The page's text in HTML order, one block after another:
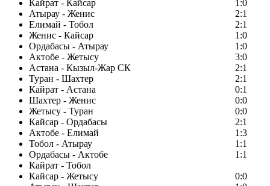
Кайрат - Кайсар
1:0
Атырау - Женис
2:1
Елимай - Тобол
2:1
Женис - Кайсар
1:0
Ордабасы - Атырау
1:0
Актобе - Жетысу
3:0
Астана - Кызыл-Жар СК
2:1
Туран - Шахтер
2:1
Кайрат - Астана
0:1
Шахтер - Женис
0:0
Жетысу - Туран
0:0
Кайсар - Ордабасы
2:1
Актобе - Елимай
1:3
Тобол - Атырау
1:1
Ордабасы - Актобе
1:1
Кайрат - Тобол
Кайсар - Жетысу
0:0